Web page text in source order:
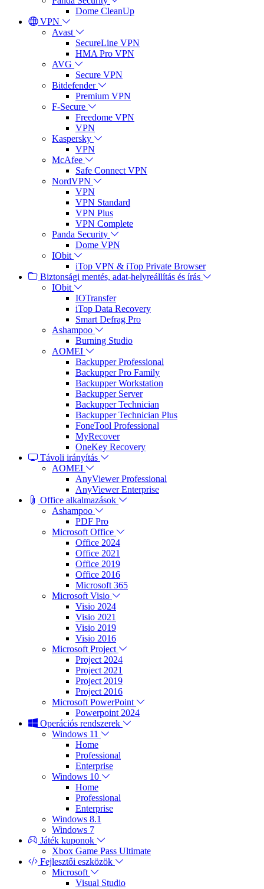
Dome CleanUp
VPN
Avast
SecureLine VPN
HMA Pro VPN
AVG
Secure VPN
Bitdefender
Premium VPN
F-Secure
Freedome VPN
VPN
Kaspersky
VPN
McAfee
Safe Connect VPN
NordVPN
VPN
VPN Standard
VPN Plus
VPN Complete
Panda Security
Dome VPN
IObit
iTop VPN & iTop Private Browser
Biztonsági mentés, adat-helyreállítás és írás
IObit
IOTransfer
iTop Data Recovery
Smart Defrag Pro
Ashampoo
Burning Studio
AOMEI
Backupper Professional
Backupper Pro Family
Backupper Workstation
Backupper Server
Backupper Technician
Backupper Technician Plus
FoneTool Professional
MyRecover
OneKey Recovery
Távoli irányítás
AOMEI
AnyViewer Professional
AnyViewer Enterprise
Office alkalmazások
Ashampoo
PDF Pro
Microsoft Office
Office 2024
Office 2021
Office 2019
Office 2016
Microsoft 365
Microsoft Visio
Visio 2024
Visio 2021
Visio 2019
Visio 2016
Microsoft Project
Project 2024
Project 2021
Project 2019
Project 2016
Microsoft PowerPoint
Powerpoint 2024
Operációs rendszerek
Windows 11
Home
Professional
Enterprise
Windows 10
Home
Professional
Enterprise
Windows 8.1
Windows 7
Játék kuponok
Xbox Game Pass Ultimate
Fejlesztői eszközök
Microsoft
Visual Studio